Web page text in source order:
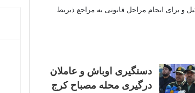
و برای انجام مراحل قانونی به مراجع ذیربط
دستگیری اوباش و عاملان
درگیری محله مصباح کرج